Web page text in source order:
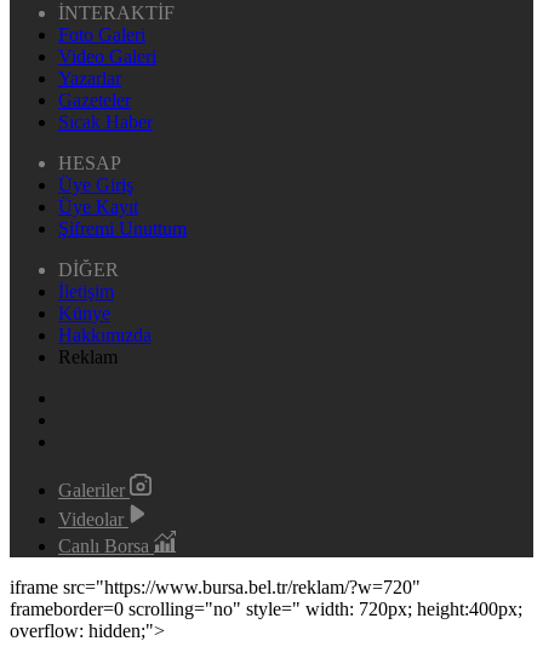
İNTERAKTİF
Foto Galeri
Video Galeri
Yazarlar
Gazeteler
Sıcak Haber
HESAP
Üye Giriş
Üye Kayıt
Şifremi Unuttum
DİĞER
İletişim
Künye
Hakkımızda
Reklam
Galeriler
Videolar
Canlı Borsa
iframe src="https://www.bursa.bel.tr/reklam/?w=720"
frameborder=0 scrolling="no" style=" width: 720px; height:400px;
overflow: hidden;">